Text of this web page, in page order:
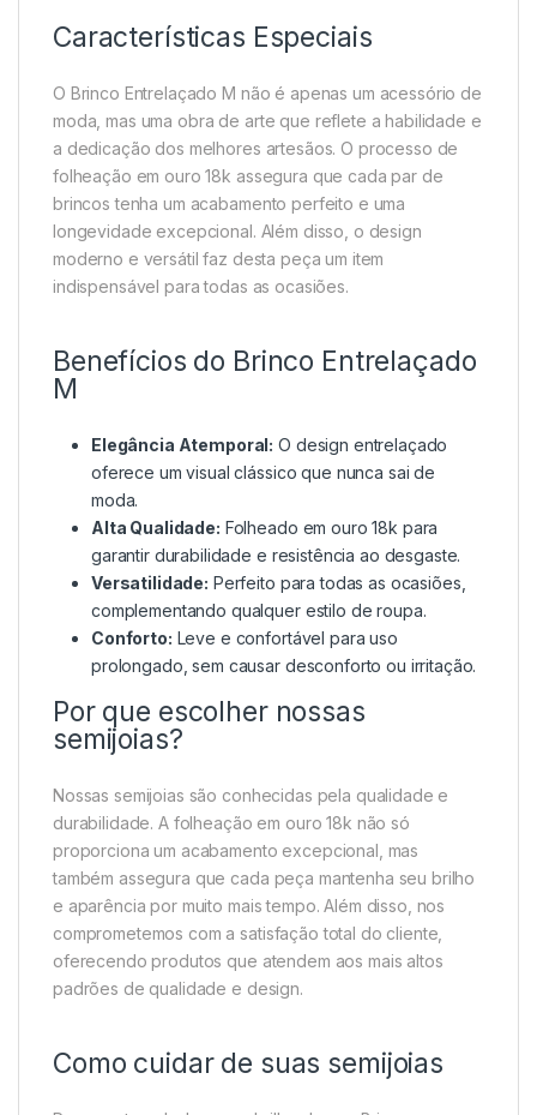
Características Especiais
O Brinco Entrelaçado M não é apenas um acessório de
moda, mas uma obra de arte que reflete a habilidade e
a dedicação dos melhores artesãos. O processo de
folheação em ouro 18k assegura que cada par de
brincos tenha um acabamento perfeito e uma
longevidade excepcional. Além disso, o design
moderno e versátil faz desta peça um item
indispensável para todas as ocasiões.
Benefícios do Brinco Entrelaçado
M
Elegância Atemporal: O design entrelaçado
oferece um visual clássico que nunca sai de
moda.
Alta Qualidade: Folheado em ouro 18k para
garantir durabilidade e resistência ao desgaste.
Versatilidade: Perfeito para todas as ocasiões,
complementando qualquer estilo de roupa.
Conforto: Leve e confortável para uso
prolongado, sem causar desconforto ou irritação.
Por que escolher nossas
semijoias?
Nossas semijoias são conhecidas pela qualidade e
durabilidade. A folheação em ouro 18k não só
proporciona um acabamento excepcional, mas
também assegura que cada peça mantenha seu brilho
e aparência por muito mais tempo. Além disso, nos
comprometemos com a satisfação total do cliente,
oferecendo produtos que atendem aos mais altos
padrões de qualidade e design.
Como cuidar de suas semijoias